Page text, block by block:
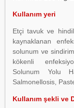
Kullanım yeri
Etçi tavuk ve
kaynaklanan
solunum ve
kökenli
Solunum Yolu
Salmonellosis,
Kullanım şekli ve